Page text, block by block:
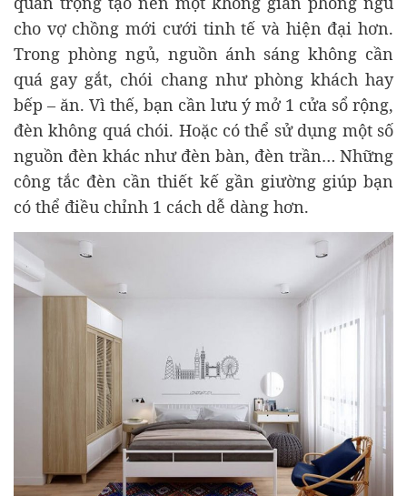
cho vợ chồng mới cưới tinh tế và hiện đại hơn.
Trong phòng ngủ, nguồn ánh sáng không cần
quá gay gắt, chói chang như phòng khách hay
bếp – ăn. Vì thế, bạn cần lưu ý mở 1 cửa sổ rộng,
đèn không quá chói. Hoặc có thể sử dụng một số
nguồn đèn khác như đèn bàn, đèn trần… Những
công tắc đèn cần thiết kế gần giường giúp bạn
có thể điều chỉnh 1 cách dễ dàng hơn.